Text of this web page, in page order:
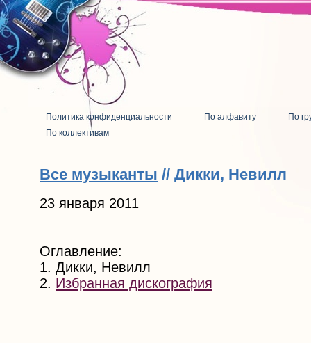
Политика конфиденциальности По алфавиту
По
По коллективам
Все музыканты // Дикки, Невилл
23 января 2011
Оглавление:
1. Дикки, Невилл
2. Избранная дискография